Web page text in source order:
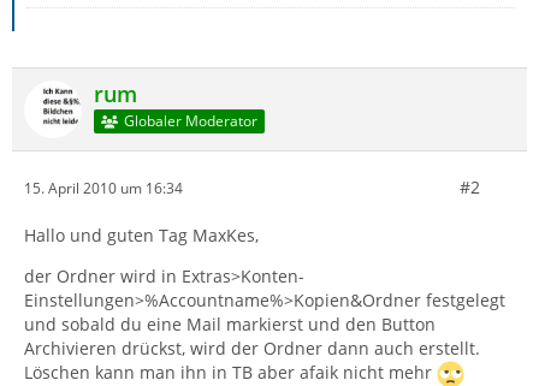
rum
Globaler Moderator
15. April 2010 um 16:34 #2
Hallo und guten Tag MaxKes,
der Ordner wird in Extras>Konten-
Einstellungen>%Accountname%>Kopien&Ordner festgelegt
und sobald du eine Mail markierst und den Button
Archivieren drückst, wird der Ordner dann auch erstellt.
Löschen kann man ihn in TB aber afaik nicht mehr